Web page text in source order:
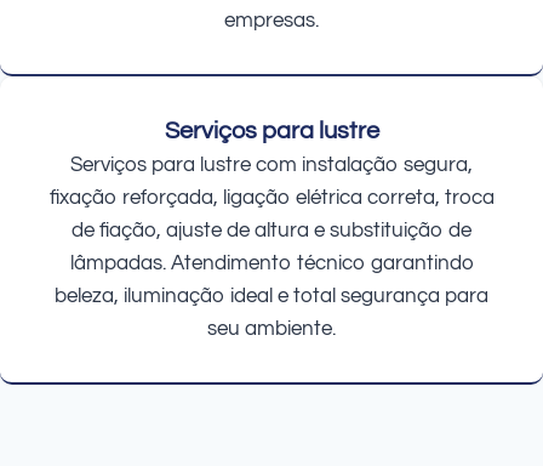
empresas.
Serviços para lustre
Serviços para lustre com instalação segura,
fixação reforçada, ligação elétrica correta, troca
de fiação, ajuste de altura e substituição de
lâmpadas. Atendimento técnico garantindo
beleza, iluminação ideal e total segurança para
seu ambiente.